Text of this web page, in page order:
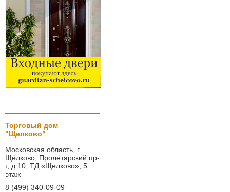
Торговый дом
"Щелково"
Московская область, г.
Щёлково, Пролетарский пр-
т, д.10, ТД «Щелково», 5
этаж
8 (499) 340-09-09